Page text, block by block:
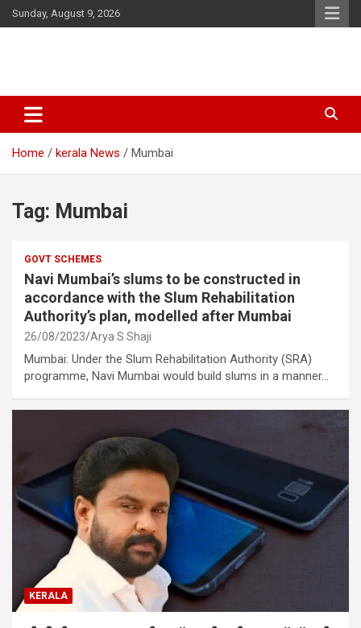
Skip
to
Sunday, August 9, 2026
Sarkardaily : Breaking News |
Latest Malayalam News | Latest
English News
India. Politics News Events. Sports News. Movie News. Lifestyle
News.
Home
kerala News Mumbai
Tag: Mumbai
GOVT SCHEMES
Navi Mumbai’s slums to be constructed in
accordance with the Slum Rehabilitation
Authority’s plan, modelled after Mumbai
26/08/2023 Arya S Shaji
Mumbai: Under the Slum Rehabilitation Authority (SRA)
programme, Navi Mumbai would build slums in a manner…
KERALA